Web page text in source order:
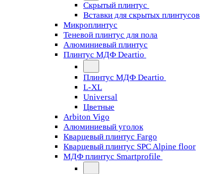
Скрытый плинтус
Вставки для скрытых плинтусов
Микроплинтус
Теневой плинтус для пола
Алюминиевый плинтус
Плинтус МДФ Deartio
Плинтус МДФ Deartio
L-XL
Universal
Цветные
Arbiton Vigo
Алюминиевый уголок
Кварцевый плинтус Fargo
Кварцевый плинтус SPC Alpine floor
МДФ плинтус Smartprofile